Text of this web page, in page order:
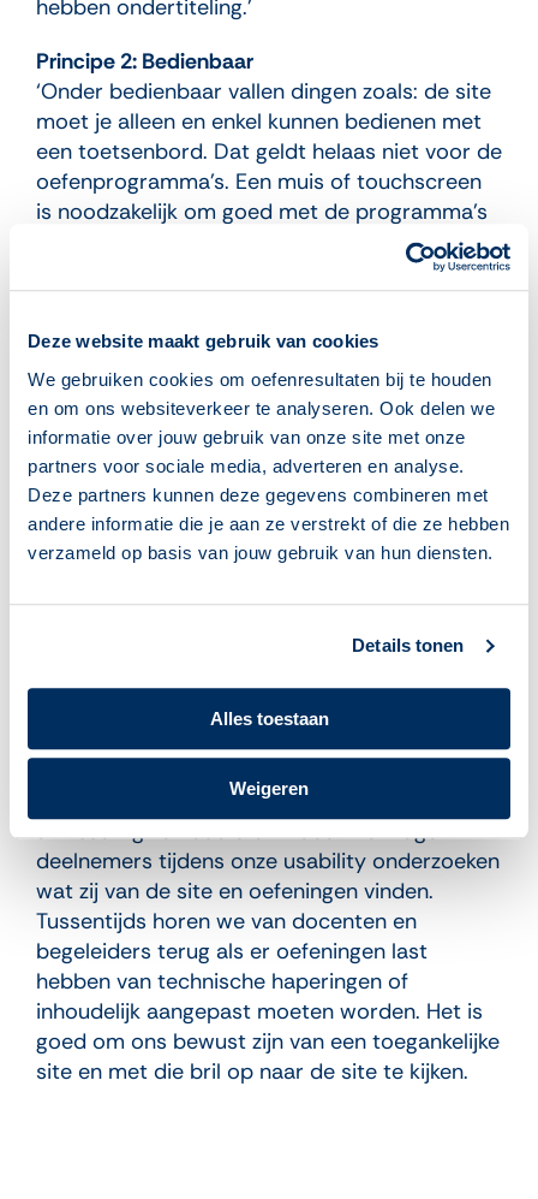
Deze website maakt gebruik van cookies
We gebruiken cookies om oefenresultaten bij te houden
en om ons websiteverkeer te analyseren. Ook delen we
informatie over jouw gebruik van onze site met onze
partners voor sociale media, adverteren en analyse.
Deze partners kunnen deze gegevens combineren met
andere informatie die je aan ze verstrekt of die ze hebben
verzameld op basis van jouw gebruik van hun diensten.
Details tonen
Alles toestaan
Weigeren
hebben ondertiteling.’
Principe 2: Bedienbaar
‘Onder bedienbaar vallen dingen zoals: de site
moet je alleen en enkel kunnen bedienen met
een toetsenbord. Dat geldt helaas niet voor de
oefenprogramma’s. Een muis of touchscreen
is noodzakelijk om goed met de programma’s
te werken. Ook stelt de overheid, je moet de
deelnemer helpen om te focussen binnen de
worden, houden we daar zeker rekening mee.’
Principe 3: Begrijpelijk
‘In de oefenprogramma’s maken we gebruik
van vooraf opgenomen audio waarbij de tekst
goed en duidelijk wordt uitgesproken. We
vinden het belangrijk dat de deelnemer direct
weet wat hij moet doen. De navigatie door de
programma’s is helder en consistent. Er staan
werkt met eenvoudig taalgebruik.’
Conclusie na dit gesprek
en goed leesbare informatie met een mooie
afwisseling van audio en video. We vragen
deelnemers tijdens onze usability onderzoeken
wat zij van de site en oefeningen vinden.
Tussentijds horen we van docenten en
begeleiders terug als er oefeningen last
hebben van technische haperingen of
inhoudelijk aangepast moeten worden. Het is
goed om ons bewust zijn van een toegankelijke
site en met die bril op naar de site te kijken.